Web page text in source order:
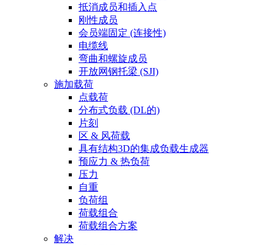
抵消成员和插入点
刚性成员
会员端固定 (连接性)
电缆线
弯曲和螺旋成员
开放网钢托梁 (SJI)
施加载荷
点载荷
分布式负载 (DL的)
片刻
区 & 风荷载
具有结构3D的集成负载生成器
预应力 & 热负荷
压力
自重
负荷组
荷载组合
荷载组合方案
解决